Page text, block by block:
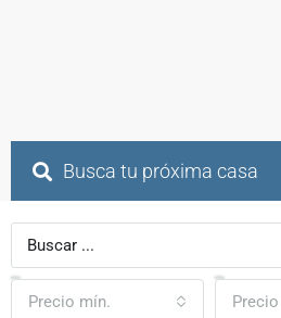
Busca tu próxima casa
Precio mín.